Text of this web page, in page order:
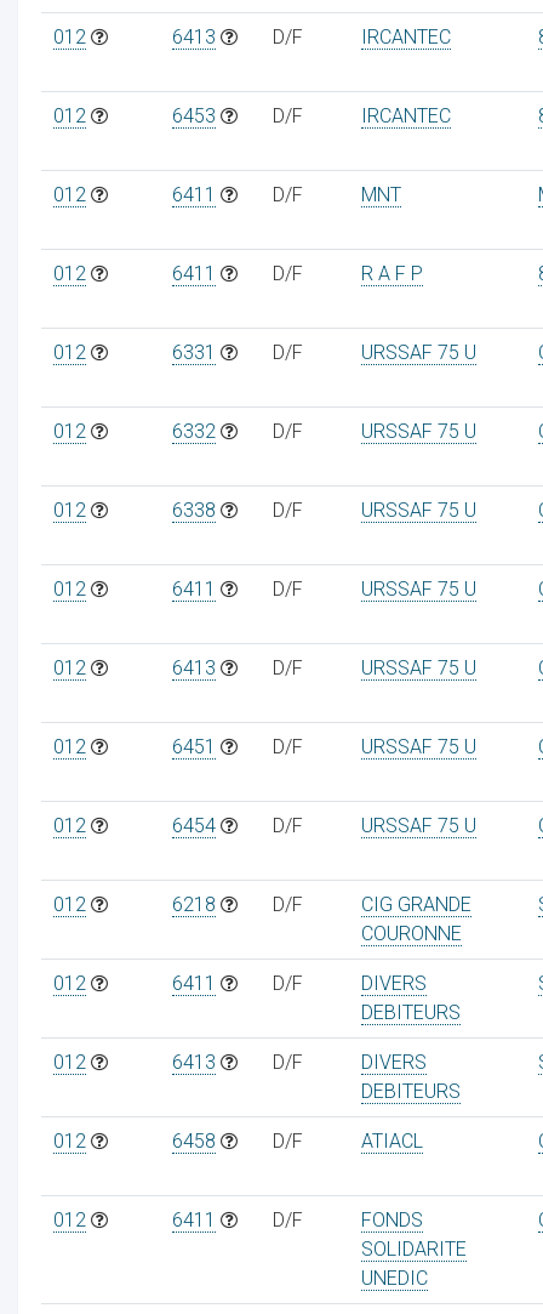
012 6413 D/F IRCANTEC
012 6453 D/F IRCANTEC
012 6411 D/F MNT
012 6411 D/F R A F P
012 6331 D/F URSSAF 75 U
012 6332 D/F URSSAF 75 U
012 6338 D/F URSSAF 75 U
012 6411 D/F URSSAF 75 U
012 6413 D/F URSSAF 75 U
012 6451 D/F URSSAF 75 U
012 6454 D/F URSSAF 75 U
012 6218 D/F
CIG GRANDE
COURONNE
012 6411 D/F
DIVERS
DEBITEURS
012 6413 D/F
DIVERS
DEBITEURS
012 6458 D/F ATIACL
012 6411 D/F
FONDS
SOLIDARITE
UNEDIC